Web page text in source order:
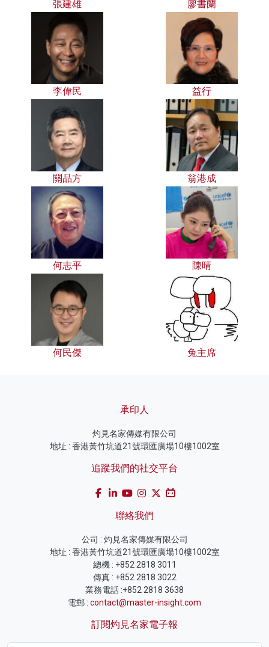
張建雄 廖書蘭
李偉民 益行
關品方 翁港成
何志平 陳晴
何民傑 兔主席
承印人
灼見名家傳媒有限公司
地址 : 香港黃竹坑道21號環匯廣場10樓1002室
追蹤我們的社交平台
聯絡我們
公司 : 灼見名家傳媒有限公司
地址 : 香港黃竹坑道21號環匯廣場10樓1002室
總機 : +852 2818 3011
傳真 : +852 2818 3022
業務電話 :+852 2818 3638
電郵 : contact@master-insight.com
訂閱灼見名家電子報